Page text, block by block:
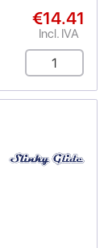
€14.41
Incl. IVA